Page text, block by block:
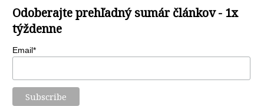
Odoberajte prehľadný sumár článkov - 1x
týždenne
Email*